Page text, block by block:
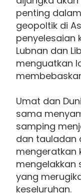
penting
geopoltik di
penyelesaian
Lubnan dan
menguatkan
Umat dan
sama
samping
dan tauladan
mengeratkan
mengelakkan
yang
keseluruhan.